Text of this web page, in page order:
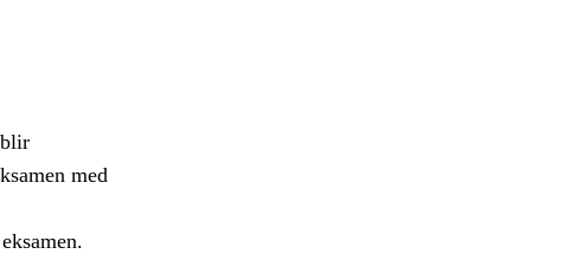
med